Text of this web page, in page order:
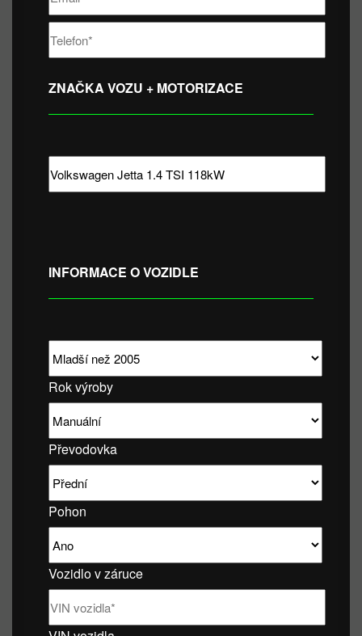
ZNAČKA VOZU + MOTORIZACE
INFORMACE O VOZIDLE
Rok výroby
Převodovka
Pohon
Vozidlo v záruce